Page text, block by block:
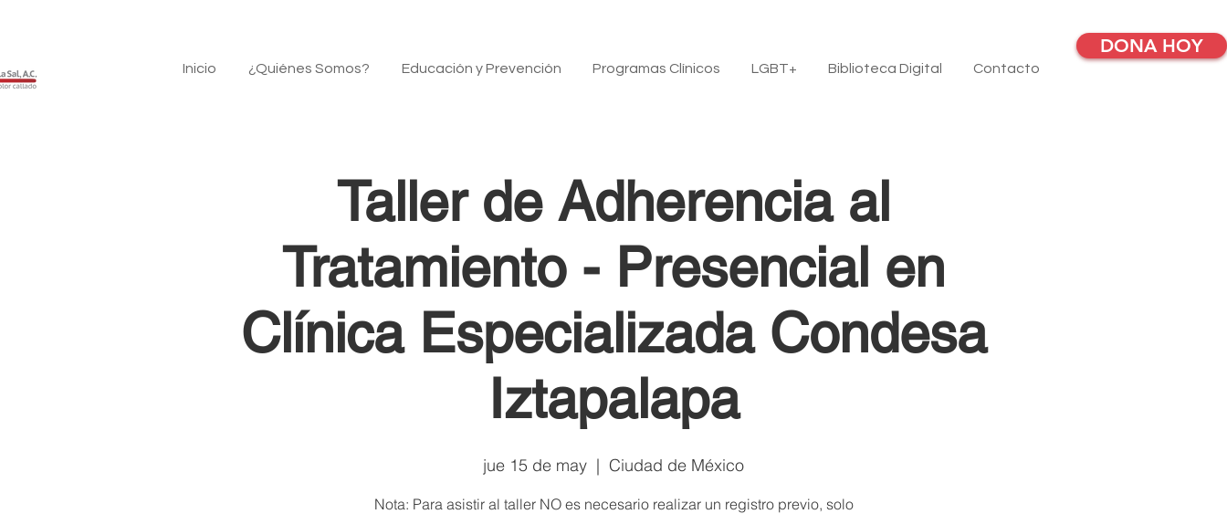
Inicio ¿Quiénes Somos? Educación y Prevención Programas Clínicos LGBT+ Biblioteca Digital Contacto
DONA HOY
Taller de Adherencia al
Tratamiento - Presencial en
Clínica Especializada Condesa
Iztapalapa
jue 15 de may
  |
Ciudad de México
Nota: Para asistir al taller NO es necesario realizar un registro previo, solo